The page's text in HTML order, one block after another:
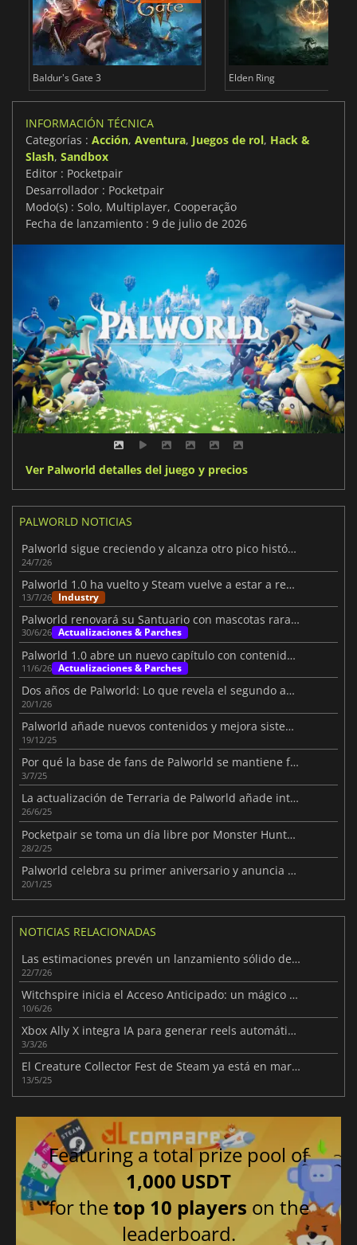
Baldur's Gate 3 Elden Ring
INFORMACIÓN TÉCNICA
Categorías : Acción, Aventura, Juegos de rol, Hack &
Slash, Sandbox
Editor : Pocketpair
Desarrollador : Pocketpair
Modo(s) : Solo, Multiplayer, Cooperação
Fecha de lanzamiento : 9 de julio de 2026
Ver Palworld detalles del juego y precios
PALWORLD NOTICIAS
Palworld sigue creciendo y alcanza otro pico histórico de jugadores
24/7/26
Palworld 1.0 ha vuelto y Steam vuelve a estar a rebosar
13/7/26 Industry
Palworld renovará su Santuario con mascotas raras, drones y caos
30/6/26 Actualizaciones & Parches
Palworld 1.0 abre un nuevo capítulo con contenidos masivos
11/6/26 Actualizaciones & Parches
Dos años de Palworld: Lo que revela el segundo aniversario
20/1/26
Palworld añade nuevos contenidos y mejora sistemas clave
19/12/25
Por qué la base de fans de Palworld se mantiene fuerte y estable
3/7/25
La actualización de Terraria de Palworld añade interesantes novedades
26/6/25
Pocketpair se toma un día libre por Monster Hunter Wilds
28/2/25
Palworld celebra su primer aniversario y anuncia sus próximos contenidos
20/1/25
NOTICIAS RELACIONADAS
Las estimaciones prevén un lanzamiento sólido de la Steam Machine
22/7/26
Witchspire inicia el Acceso Anticipado: un mágico viaje de supervivencia
10/6/26
Xbox Ally X integra IA para generar reels automáticos
3/3/26
El Creature Collector Fest de Steam ya está en marcha
13/5/25
Featuring a total prize pool of
1,000 USDT
for thetop 10 players on the
leaderboard.